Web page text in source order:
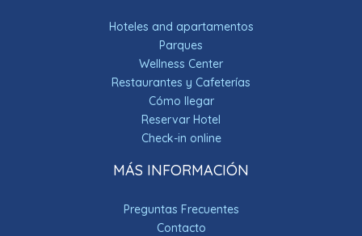
Hoteles and apartamentos
Parques
Wellness Center
Restaurantes y Cafeterías
Cómo llegar
Reservar Hotel
Check-in online
MÁS INFORMACIÓN
Preguntas Frecuentes
Contacto